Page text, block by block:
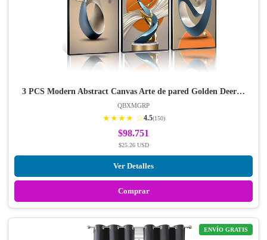
3 PCS Modern Abstract Canvas Arte de pared Golden Deer…
QBXMGRP
★★★★ ☆4.5(150)
$98.751
$25.26 USD
Ver Detalles
Comprar
ENVÍO GRATIS